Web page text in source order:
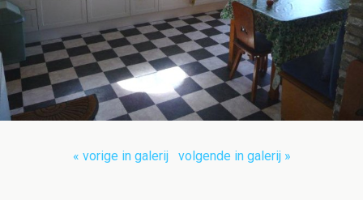
« vorige in galerij volgende in galerij »